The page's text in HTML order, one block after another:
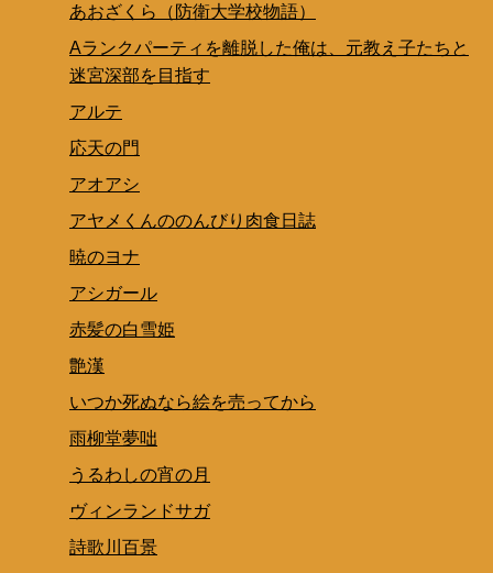
あおざくら（防衛大学校物語）
Aランクパーティを離脱した俺は、元教え子たちと
迷宮深部を目指す
アルテ
応天の門
アオアシ
アヤメくんののんびり肉食日誌
暁のヨナ
アシガール
赤髪の白雪姫
艶漢
いつか死ぬなら絵を売ってから
雨柳堂夢咄
うるわしの宵の月
ヴィンランドサガ
詩歌川百景